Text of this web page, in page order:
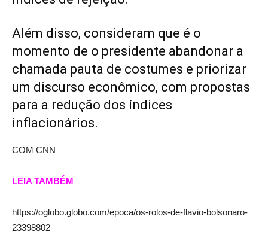
Além disso, consideram que é o
momento de o presidente abandonar a
chamada pauta de costumes e priorizar
um discurso econômico, com propostas
para a redução dos índices
inflacionários.
COM CNN
LEIA TAMBÉM
https://oglobo.globo.com/epoca/os-rolos-de-flavio-bolsonaro-
23398802